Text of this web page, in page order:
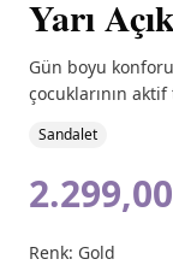
Yarı
Gün boyu
çocuklarının
Sandalet
Renk: Gold